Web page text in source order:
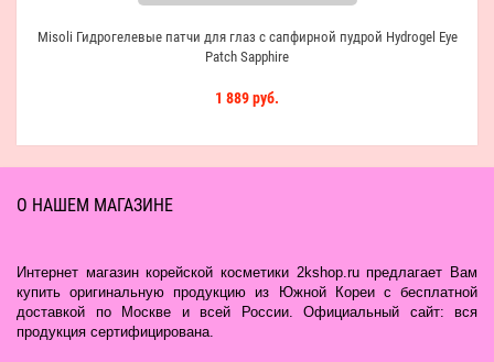
Misoli Гидрогелевые патчи для глаз с сапфирной пудрой Hydrogel Eye
Patch Sapphire
1 889 руб.
О НАШЕМ МАГАЗИНЕ
Интернет магазин корейской косметики 2kshop.ru предлагает Вам
купить оригинальную продукцию из Южной Кореи с бесплатной
доставкой по Москве и всей России. Официальный сайт: вся
продукция сертифицирована.